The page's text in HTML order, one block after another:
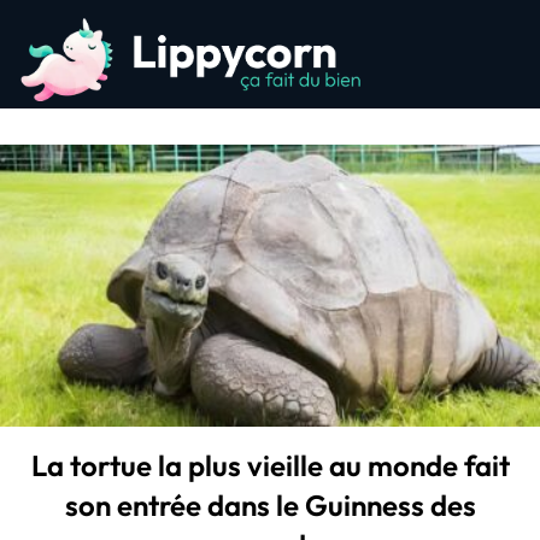
La tortue la plus vieille au monde fait
son entrée dans le Guinness des